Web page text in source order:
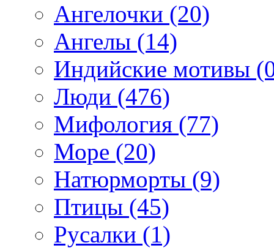
Ангелочки (20)
Ангелы (14)
Индийские мотивы
Люди (476)
Мифология (77)
Море (20)
Натюрморты (9)
Птицы (45)
Русалки (1)